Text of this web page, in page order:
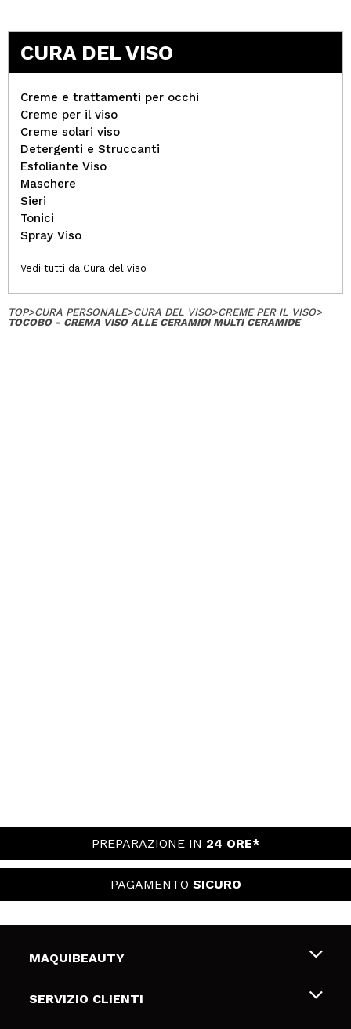
CURA DEL VISO
Creme e trattamenti per occhi
Creme per il viso
Creme solari viso
Detergenti e Struccanti
Esfoliante Viso
Maschere
Sieri
Tonici
Spray Viso
Vedi tutti da Cura del viso
TOP>CURA PERSONALE>CURA DEL VISO>CREME PER IL VISO>
TOCOBO - CREMA VISO ALLE CERAMIDI MULTI CERAMIDE
PREPARAZIONE IN 24 ORE*
PAGAMENTO SICURO
MAQUIBEAUTY
Chi siamo
SERVIZIO CLIENTI